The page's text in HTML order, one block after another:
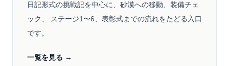
日記形式の挑戦記を中心に、砂漠への移動、装備チェ
ック、 ステージ1〜6、表彰式までの流れをたどる入口
です。
一覧を見る →